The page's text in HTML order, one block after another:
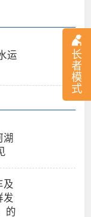
长
者
模
式
运
湖
及
发
的